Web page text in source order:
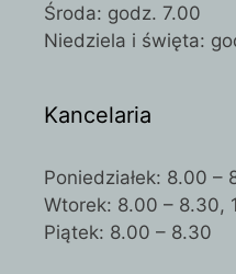
Środa: godz. 7.00
Niedziela i święta:
Kancelaria
Poniedziałek: 8.00 –
Wtorek: 8.00 – 8.30,
Piątek: 8.00 – 8.30